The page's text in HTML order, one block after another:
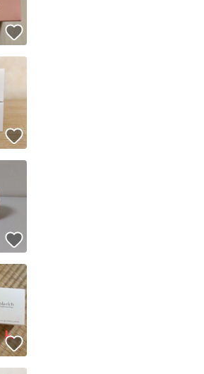
定した発送日数内に発送しています
いいね！
いいね！